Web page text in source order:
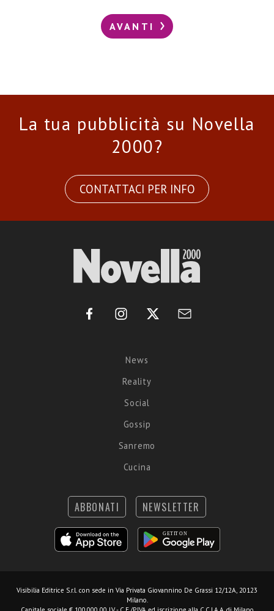
AVANTI
La tua pubblicità su Novella
2000?
CONTATTACI PER INFO
News
Reality
Social
Gossip
Sanremo
Cucina
ABBONATI NEWSLETTER
Visibilia Editrice S.r.l. con sede in Via Privata Giovannino De Grassi 12/12A, 20123
Milano.